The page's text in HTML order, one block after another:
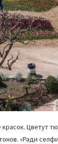
Цветут
«Ради